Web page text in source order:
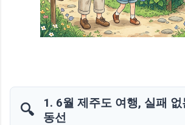
🔍
1. 6월 제주도 여행, 실패
동선